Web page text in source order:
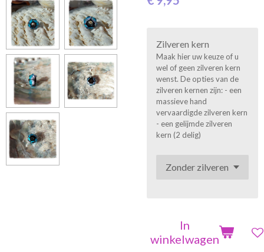
Zilveren kern
Maak hier uw keuze of u
wel of geen zilveren kern
wenst. De opties van de
zilveren kernen zijn: - een
massieve hand
vervaardigde zilveren kern
- een gelijmde zilveren
kern (2 delig)
In
winkelwagen